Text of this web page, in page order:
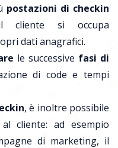
postazioni di checkin
cliente si occupa
dati anagrafici.
le successive fasi di
di code e tempi
, è inoltre possibile
cliente: ad esempio
di marketing, il